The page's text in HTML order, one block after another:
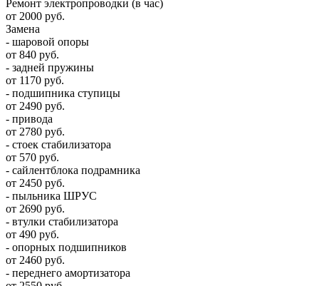
Ремонт электропроводки (в час)
от 2000 руб.
Замена
- шаровой опоры
от 840 руб.
- задней пружины
от 1170 руб.
- подшипника ступицы
от 2490 руб.
- привода
от 2780 руб.
- стоек стабилизатора
от 570 руб.
- сайлентблока подрамника
от 2450 руб.
- пыльника ШРУС
от 2690 руб.
- втулки стабилизатора
от 490 руб.
- опорных подшипников
от 2460 руб.
- переднего амортизатора